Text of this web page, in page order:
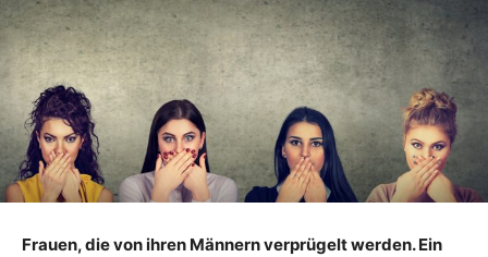
Frauen, die von ihren Männern verprügelt werden. Ein